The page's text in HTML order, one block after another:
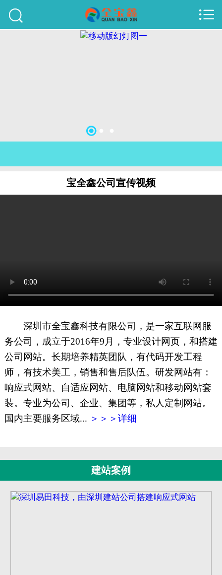
关于我们
联系我们
51La
XML地图


宝全鑫公司宣传视频
深圳市全宝鑫科技有限公司，是一家互联网服
务公司，成立于2016年9月，专业设计网页，和搭建
公司网站。长期培养精英团队，有代码开发工程
师，有技术美工，销售和售后队伍。研发网站有：
响应式网站、自适应网站、电脑网站和移动网站套
装。专业为公司、企业、集团等，私人定制网站。
国内主要服务区域... ＞＞＞详细
建站案例